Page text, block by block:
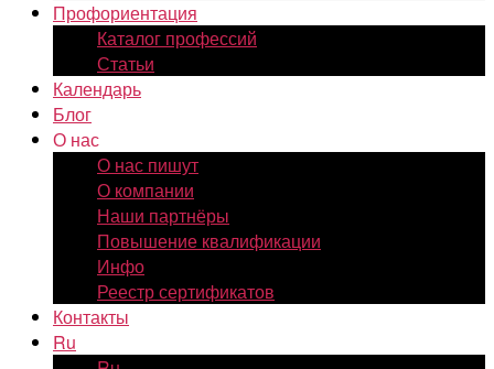
Профориентация
Каталог профессий
Статьи
Календарь
Блог
О нас
О нас пишут
О компании
Наши партнёры
Повышение квалификации
Инфо
Реестр сертификатов
Контакты
Ru